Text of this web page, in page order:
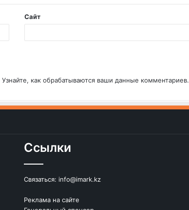
Сайт
Узнайте, как обрабатываются ваши данные комментариев.
Ссылки
Связаться: info@imark.kz
Реклама на сайте